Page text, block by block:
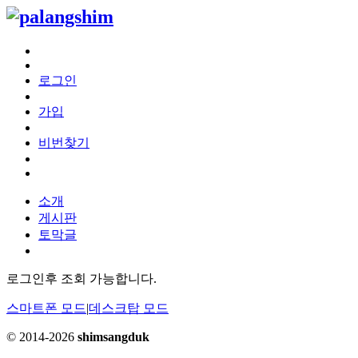
로그인
가입
비번찾기
소개
게시판
토막글
로그인후 조회 가능합니다.
스마트폰 모드|데스크탑 모드
© 2014-2026 shimsangduk